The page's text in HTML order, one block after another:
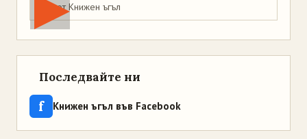
Мая от Книжен ъгъл
Последвайте ни
f Книжен ъгъл във Facebook